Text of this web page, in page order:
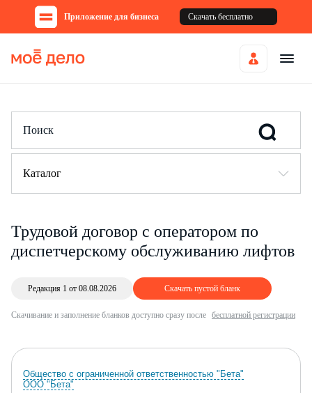
Приложение для бизнеса Скачать бесплатно
Каталог
Трудовой договор с оператором по
диспетчерскому обслуживанию лифтов
Редакция 1 от 08.08.2026 Скачать пустой бланк
Скачивание и заполнение бланков доступно сразу после бесплатной регистрации
Общество с ограниченной ответственностью "Бета"
ООО "Бета"